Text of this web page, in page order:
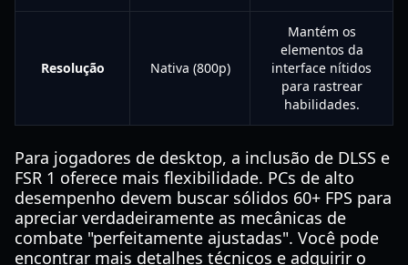
Resolução Nativa (800p)
Mantém os
elementos da
interface nítidos
para rastrear
habilidades.
Para jogadores de desktop, a inclusão de DLSS e
FSR 1 oferece mais flexibilidade. PCs de alto
desempenho devem buscar sólidos 60+ FPS para
apreciar verdadeiramente as mecânicas de
combate "perfeitamente ajustadas". Você pode
encontrar mais detalhes técnicos e adquirir o